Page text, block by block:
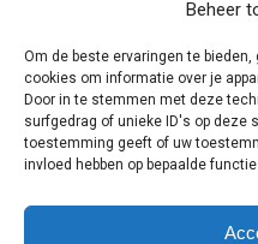
Beheer
Om de beste ervaringen te
cookies om informatie over je
Door in te stemmen met deze
surfgedrag of unieke ID's op deze
toestemming geeft of uw
invloed hebben op bepaalde
definitie duur hoeft te zijn.
daarom eens een offerte
[/content-highlight]